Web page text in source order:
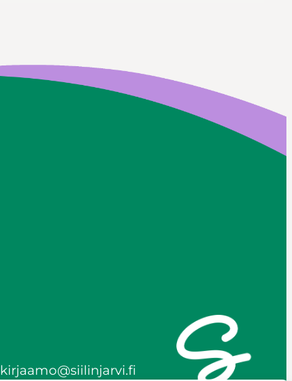
kirjaamo@siilinjarvi.fi